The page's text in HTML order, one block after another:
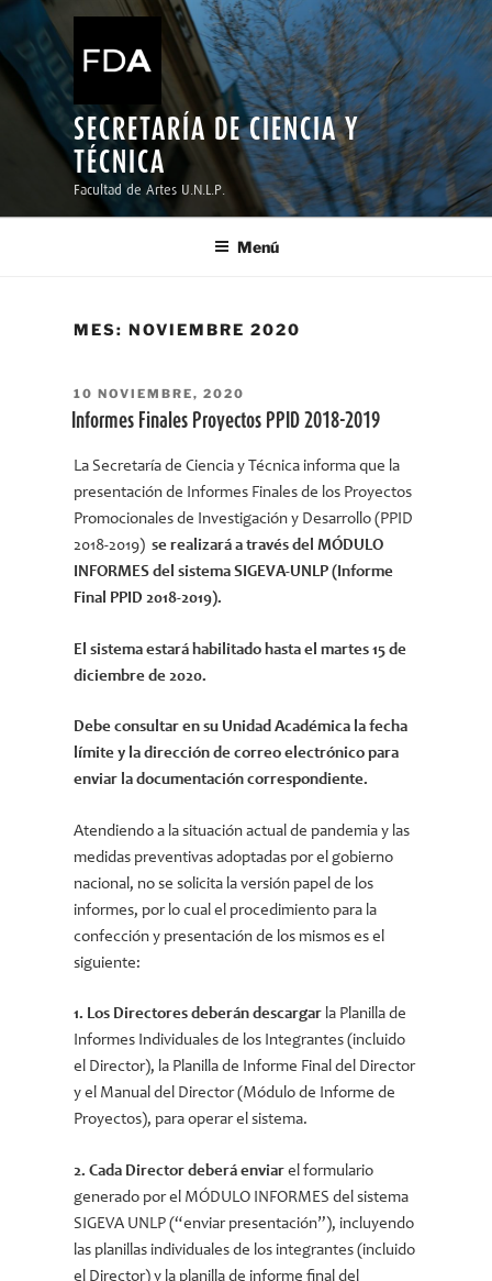
Ir
contenido
SECRETARÍA DE CIENCIA Y
TÉCNICA
Facultad de Artes U.N.L.P.
Menú
MES:NOVIEMBRE 2020
PUBLICADO
EL
10 NOVIEMBRE, 2020
Informes Finales Proyectos PPID 2018-2019
La Secretaría de Ciencia y Técnica informa que la
presentación de Informes Finales de los Proyectos
Promocionales de Investigación y Desarrollo (PPID
2018-2019)se realizará a través del MÓDULO
INFORMES del sistema SIGEVA-UNLP (Informe
Final PPID 2018-2019).
El sistema estará habilitado hasta el martes 15 de
diciembre de 2020.
Debe consultar en su Unidad Académica la fecha
límite y la dirección de correo electrónico para
enviar la documentación correspondiente.
Atendiendo a la situación actual de pandemia y las
medidas preventivas adoptadas por el gobierno
nacional, no se solicita la versión papel de los
informes, por lo cual el procedimiento para la
confección y presentación de los mismos es el
siguiente:
1. Los Directores deberán descargar la Planilla de
Informes Individuales de los Integrantes (incluido
el Director), la Planilla de Informe Final del Director
y el Manual del Director (Módulo de Informe de
Proyectos), para operar el sistema.
2. Cada Director deberá enviar el formulario
generado por el MÓDULO INFORMES del sistema
SIGEVA UNLP (“enviar presentación”), incluyendo
las planillas individuales de los integrantes (incluido
el Director) y la planilla de informe final del